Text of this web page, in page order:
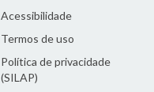
Acessibilidade
Termos de uso
Política de privacidade
(SILAP)